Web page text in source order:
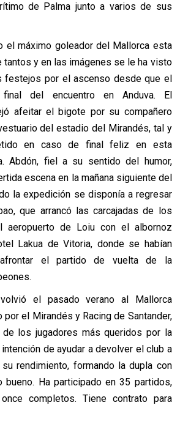
de Palma junto a varios de sus
el máximo goleador del Mallorca esta
tantos y en las imágenes se le ha visto
festejos por el ascenso desde que el
del encuentro en Anduva. El
afeitar el bigote por su compañero
del estadio del Mirandés, tal y
en caso de final feliz en esta
Abdón, fiel a su sentido del humor,
escena en la mañana siguiente del
la expedición se disponía a regresar
que arrancó las carcajadas de los
aeropuerto de Loiu con el albornoz
Lakua de Vitoria, donde se habían
afrontar el partido de vuelta de la
el pasado verano al Mallorca
el Mirandés y Racing de Santander,
los jugadores más queridos por la
de ayudar a devolver el club a
rendimiento, formando la dupla con
bueno. Ha participado en 35 partidos,
completos. Tiene contrato para